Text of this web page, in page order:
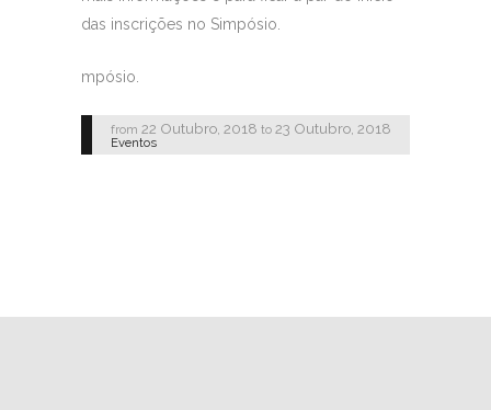
das inscrições no Simpósio.
mpósio.
from 22 Outubro, 2018 to 23 Outubro, 2018
Eventos